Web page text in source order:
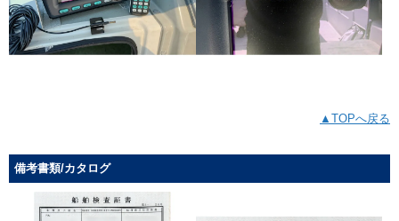
▲TOPへ戻る
備考書類/カタログ